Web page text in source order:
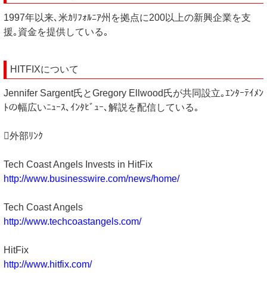
1997年以来､米ｶﾘﾌｫﾙﾆｱ州を拠点に200以上の新興企業を支
援｡資金を提供している｡
HITFIXについて
Jennifer Sargent氏とGregory Ellwood氏が共同設立｡ｴﾝﾀｰﾃｲﾒﾝ
ﾄの幅広いﾆｭｰｽ､ｲﾝﾀﾋﾞｭｰ､解説を配信している｡
外部ﾘﾝｸ
Tech Coast Angels Invests in HitFix
http://www.businesswire.com/news/home/
Tech Coast Angels
http://www.techcoastangels.com/
HitFix
http://www.hitfix.com/